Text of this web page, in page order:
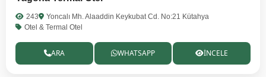
243
Yoncalı Mh. Alaaddin Keykubat Cd. No:21 Kütahya
Otel & Termal Otel
ARA WHATSAPP İNCELE